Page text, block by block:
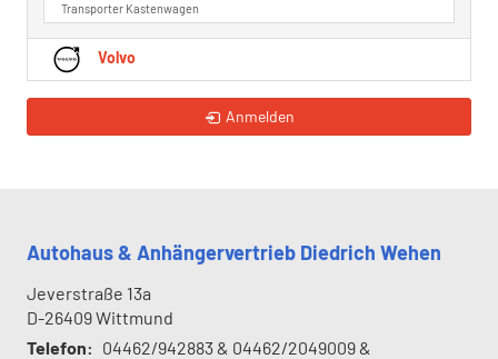
Transporter Kastenwagen
Volvo
Anmelden
Autohaus & Anhängervertrieb Diedrich Wehen
Jeverstraße 13a
D-26409Wittmund
Telefon: 04462/942883 & 04462/2049009 &